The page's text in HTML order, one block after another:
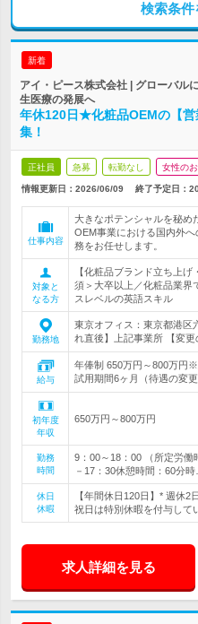
検索条件
新着
アイ・ピース株式会社 | グローバル
生医療の発展へ
年休120日★化粧品OEMの【
集！
正社員 急募 転勤なし 女性の
情報更新日：2026/06/09 終了予定日：
仕事内容
大きなポテンシャルを秘め
OEM事業における国内外
務をお任せします。
対象と
なる方
【化粧品ブランド立ち上
須＞大卒以上／化粧品業界
スレベルの英語スキル
勤務地
東京オフィス：東京都港区
れ直後】上記事業所 【変更
給与
年俸制 650万円～800万円
試用期間6ヶ月（待遇の変更
初年度
年収
650万円～800万円
勤務
時間
9：00～18：00 （所定労
－17：30休憩時間：60分時
休日
休暇
【年間休日120日】* 週休2
祝日は特別休暇を付与して
求人詳細を見る